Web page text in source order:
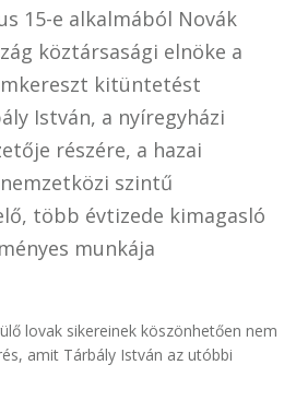
15-e alkalmából Novák
köztársasági elnöke a
kitüntetést
István, a nyíregyházi
részére, a hazai
szintű
több évtizede kimagasló
munkája
lovak sikereinek köszönhetően nem
amit Tárbály István az utóbbi